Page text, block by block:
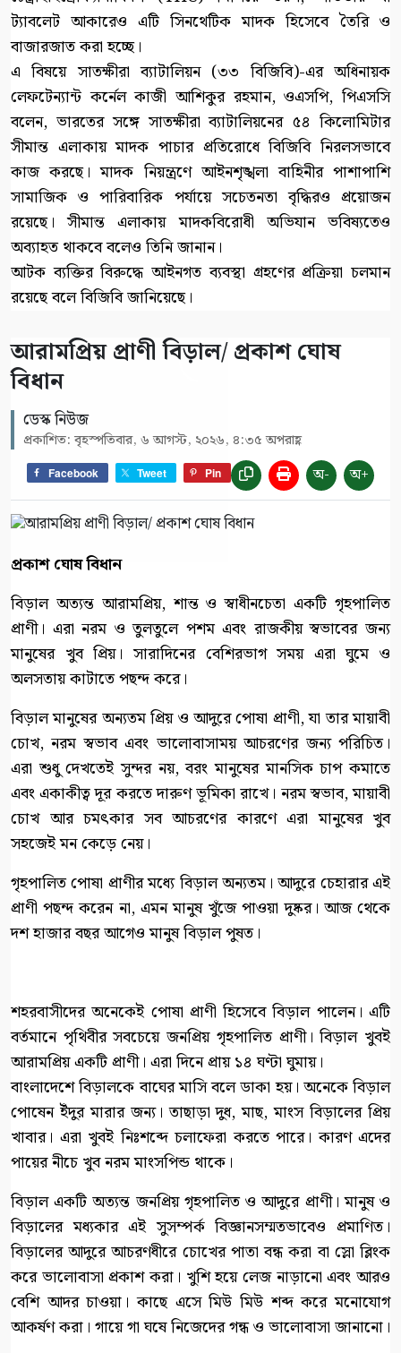
ট্যাবলেট আকারেও এটি সিনথেটিক মাদক হিসেবে তৈরি ও
বাজারজাত করা হচ্ছে।
এ বিষয়ে সাতক্ষীরা ব্যাটালিয়ন (৩৩ বিজিবি)-এর অধিনায়ক
লেফটেন্যান্ট কর্নেল কাজী আশিকুর রহমান, ওএসপি, পিএসসি
বলেন, ভারতের সঙ্গে সাতক্ষীরা ব্যাটালিয়নের ৫৪ কিলোমিটার
সীমান্ত এলাকায় মাদক পাচার প্রতিরোধে বিজিবি নিরলসভাবে
কাজ করছে। মাদক নিয়ন্ত্রণে আইনশৃঙ্খলা বাহিনীর পাশাপাশি
সামাজিক ও পারিবারিক পর্যায়ে সচেতনতা বৃদ্ধিরও প্রয়োজন
রয়েছে। সীমান্ত এলাকায় মাদকবিরোধী অভিযান ভবিষ্যতেও
অব্যাহত থাকবে বলেও তিনি জানান।
আটক ব্যক্তির বিরুদ্ধে আইনগত ব্যবস্থা গ্রহণের প্রক্রিয়া চলমান
রয়েছে বলে বিজিবি জানিয়েছে।
আরামপ্রিয় প্রাণী বিড়াল/ প্রকাশ ঘোষ
বিধান
ডেস্ক নিউজ
প্রকাশিত: বৃহস্পতিবার, ৬ আগস্ট, ২০২৬, ৪:৩৫ অপরাহ্ণ
Facebook Tweet Pin অ- অ+
প্রকাশ ঘোষ বিধান
বিড়াল অত্যন্ত আরামপ্রিয়, শান্ত ও স্বাধীনচেতা একটি গৃহপালিত
প্রাণী। এরা নরম ও তুলতুলে পশম এবং রাজকীয় স্বভাবের জন্য
মানুষের খুব প্রিয়। সারাদিনের বেশিরভাগ সময় এরা ঘুমে ও
অলসতায় কাটাতে পছন্দ করে।
বিড়াল মানুষের অন্যতম প্রিয় ও আদুরে পোষা প্রাণী, যা তার মায়াবী
চোখ, নরম স্বভাব এবং ভালোবাসাময় আচরণের জন্য পরিচিত।
এরা শুধু দেখতেই সুন্দর নয়, বরং মানুষের মানসিক চাপ কমাতে
এবং একাকীত্ব দূর করতে দারুণ ভূমিকা রাখে। নরম স্বভাব, মায়াবী
চোখ আর চমৎকার সব আচরণের কারণে এরা মানুষের খুব
সহজেই মন কেড়ে নেয়।
গৃহপালিত পোষা প্রাণীর মধ্যে বিড়াল অন্যতম। আদুরে চেহারার এই
প্রাণী পছন্দ করেন না, এমন মানুষ খুঁজে পাওয়া দুষ্কর। আজ থেকে
দশ হাজার বছর আগেও মানুষ বিড়াল পুষত।
শহরবাসীদের অনেকেই পোষা প্রাণী হিসেবে বিড়াল পালেন। এটি
বর্তমানে পৃথিবীর সবচেয়ে জনপ্রিয় গৃহপালিত প্রাণী। বিড়াল খুবই
আরামপ্রিয় একটি প্রাণী। এরা দিনে প্রায় ১৪ ঘণ্টা ঘুমায়।
বাংলাদেশে বিড়ালকে বাঘের মাসি বলে ডাকা হয়। অনেকে বিড়াল
পোষেন ইঁদুর মারার জন্য। তাছাড়া দুধ, মাছ, মাংস বিড়ালের প্রিয়
খাবার। এরা খুবই নিঃশব্দে চলাফেরা করতে পারে। কারণ এদের
পায়ের নীচে খুব নরম মাংসপিন্ড থাকে।
বিড়াল একটি অত্যন্ত জনপ্রিয় গৃহপালিত ও আদুরে প্রাণী। মানুষ ও
বিড়ালের মধ্যকার এই সুসম্পর্ক বিজ্ঞানসম্মতভাবেও প্রমাণিত।
বিড়ালের আদুরে আচরণধীরে চোখের পাতা বন্ধ করা বা স্লো ব্লিংক
করে ভালোবাসা প্রকাশ করা। খুশি হয়ে লেজ নাড়ানো এবং আরও
বেশি আদর চাওয়া। কাছে এসে মিউ মিউ শব্দ করে মনোযোগ
আকর্ষণ করা। গায়ে গা ঘষে নিজেদের গন্ধ ও ভালোবাসা জানানো।